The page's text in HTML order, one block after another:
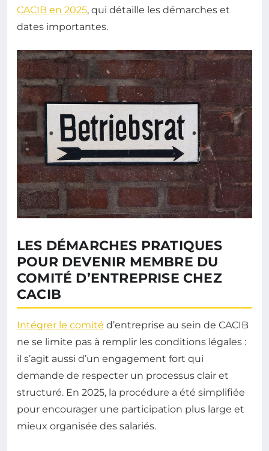
CACIB en 2025, qui détaille les démarches et
dates importantes.
LES DÉMARCHES PRATIQUES
POUR DEVENIR MEMBRE DU
COMITÉ D’ENTREPRISE CHEZ
CACIB
Intégrer le comité d’entreprise au sein de CACIB
ne se limite pas à remplir les conditions légales :
il s’agit aussi d’un engagement fort qui
demande de respecter un processus clair et
structuré. En 2025, la procédure a été simplifiée
pour encourager une participation plus large et
mieux organisée des salariés.